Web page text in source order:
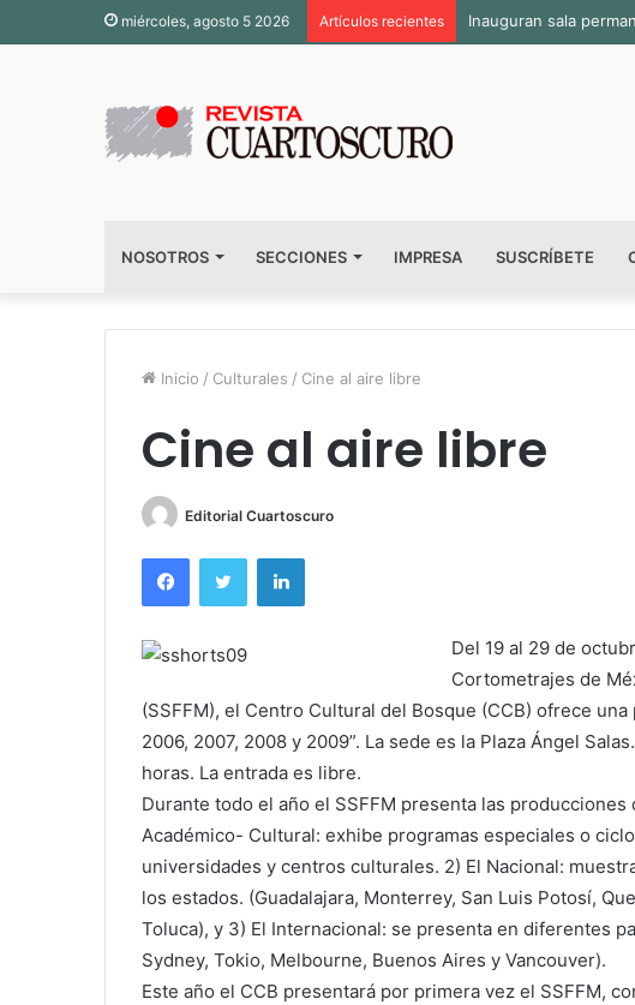
miércoles, agosto 5 2026 Artículos recientes Inauguran sala
NOSOTROS SECCIONES IMPRESA SUSCRÍBETE
Inicio / Culturales / Cine al aire libre
Cine al aire libre
Editorial Cuartoscuro
FacebookTwitter LinkedIn
Del 19 al 29 de
Cortometrajes de
(SSFFM), el Centro Cultural del Bosque (CCB) ofrece
2006, 2007, 2008 y 2009”. La sede es la Plaza Ángel
horas. La entrada es libre.
Durante todo el año el SSFFM presenta las producciones
Académico- Cultural: exhibe programas especiales o
universidades y centros culturales. 2) El Nacional:
los estados. (Guadalajara, Monterrey, San Luis Potosí,
Toluca), y 3) El Internacional: se presenta en diferentes
Sydney, Tokio, Melbourne, Buenos Aires y Vancouver).
Este año el CCB presentará por primera vez el SSFFM,